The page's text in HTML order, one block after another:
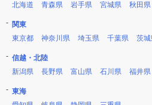
北海道
青森県 岩手県 宮城県 秋田県
関東
東京都
神奈川県 埼玉県 千葉県 茨
信越・北陸
新潟県
長野県 富山県 石川県 福井県
東海